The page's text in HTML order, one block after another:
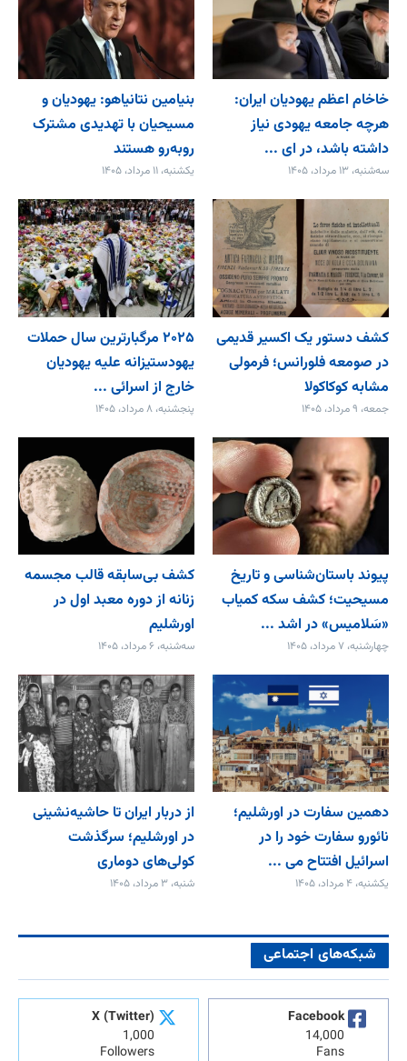
خاخام اعظم یهودیان ایران:
هرچه جامعه یهودی نیاز
داشته باشد، در ای ...
سه‌شنبه، ۱۳ مرداد، ۱۴۰۵
بنیامین نتانیاهو: یهودیان و
مسیحیان با تهدیدی مشترک
روبه‌رو هستند
یکشنبه، ۱۱ مرداد، ۱۴۰۵
کشف دستور یک اکسیر قدیمی
در صومعه فلورانس؛ فرمولی
مشابه کوکاکولا
جمعه، ۹ مرداد، ۱۴۰۵
۲۰۲۵ مرگبارترین سال حملات
یهودستیزانه علیه یهودیان
خارج از اسرائی ...
پنجشنبه، ۸ مرداد، ۱۴۰۵
پیوند باستان‌شناسی و تاریخ
مسیحیت؛ کشف سکه کمیاب
«سَلامیس» در اشد ...
چهارشنبه، ۷ مرداد، ۱۴۰۵
کشف بی‌سابقه قالب مجسمه
زنانه از دوره معبد اول در
اورشلیم
سه‌شنبه، ۶ مرداد، ۱۴۰۵
دهمین سفارت در اورشلیم؛
نائورو سفارت خود را در
اسرائیل افتتاح می‌ ...
یکشنبه، ۴ مرداد، ۱۴۰۵
از دربار ایران تا حاشیه‌نشینی
در اورشلیم؛ سرگذشت
کولی‌های دوماری
شنبه، ۳ مرداد، ۱۴۰۵
شبکه‌های اجتماعی
Facebook
14,000
Fans
X (Twitter)
1,000
Followers